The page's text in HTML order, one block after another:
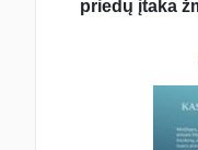
priedų įtaka